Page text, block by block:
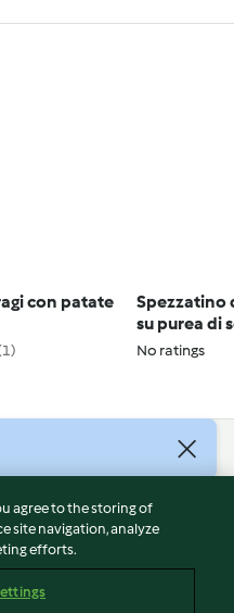
con patate
Spezzatino
su purea di
No ratings
agree to the storing of
site navigation, analyze
efforts.